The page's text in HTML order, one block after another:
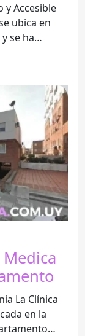
y Accesible
se ha
en la